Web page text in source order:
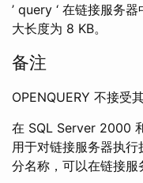
’ query ‘ 在链接服务
大长度为 8 KB。
备注
OPENQUERY 不接受
在 SQL Server 2000
用于对链接服务器执
分名称，可以在链接服